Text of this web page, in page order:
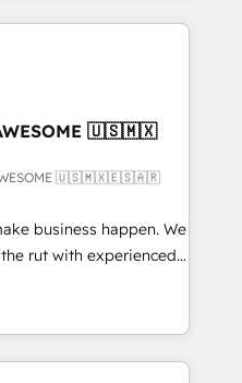
inefficiencies, improve
• CRM
• RevOps &
What
into your
in
enterprise
and those with
🇺🇸🇲🇽
AWESOME 🇺🇸🇲🇽🇪🇸🇦🇷
business happen. We
rut with experienced,
HubSpot
and Operations Hub,
with your customers